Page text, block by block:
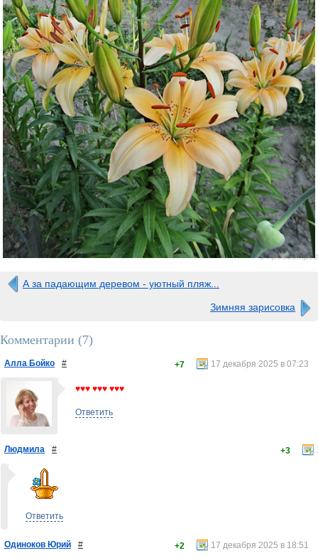
0 просмотров
А за падающим деревом - уютный пляж...
Зимняя зарисовка
Комментарии (7)
Алла Бойко # 17 декабря 2025 в 07:23
+7
♥♥♥ ♥♥♥ ♥♥♥
Ответить
Людмила # +3
Ответить
Одиноков Юрий # 17 декабря 2025 в 18:51
+2